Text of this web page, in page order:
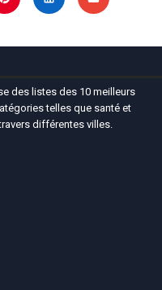
des listes des 10 meilleurs
telles que santé et
différentes villes.